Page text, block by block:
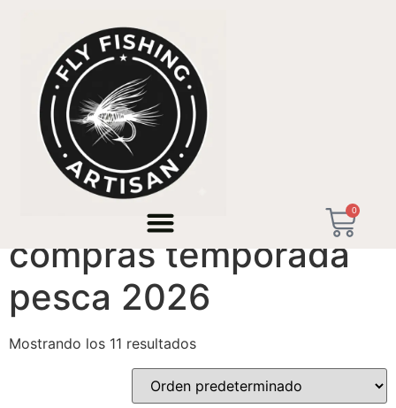
0
/ Productos etiquetados “compras temporada
compras temporada
pesca 2026
Mostrando los 11 resultados